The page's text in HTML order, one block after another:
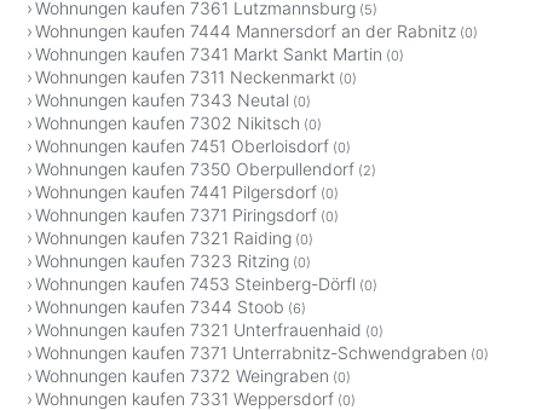
Wohnungen kaufen 7361 Lutzmannsburg (5)
Wohnungen kaufen 7444 Mannersdorf an der Rabnitz (0)
Wohnungen kaufen 7341 Markt Sankt Martin (0)
Wohnungen kaufen 7311 Neckenmarkt (0)
Wohnungen kaufen 7343 Neutal (0)
Wohnungen kaufen 7302 Nikitsch (0)
Wohnungen kaufen 7451 Oberloisdorf (0)
Wohnungen kaufen 7350 Oberpullendorf (2)
Wohnungen kaufen 7441 Pilgersdorf (0)
Wohnungen kaufen 7371 Piringsdorf (0)
Wohnungen kaufen 7321 Raiding (0)
Wohnungen kaufen 7323 Ritzing (0)
Wohnungen kaufen 7453 Steinberg-Dörfl (0)
Wohnungen kaufen 7344 Stoob (6)
Wohnungen kaufen 7321 Unterfrauenhaid (0)
Wohnungen kaufen 7371 Unterrabnitz-Schwendgraben (0)
Wohnungen kaufen 7372 Weingraben (0)
Wohnungen kaufen 7331 Weppersdorf (0)